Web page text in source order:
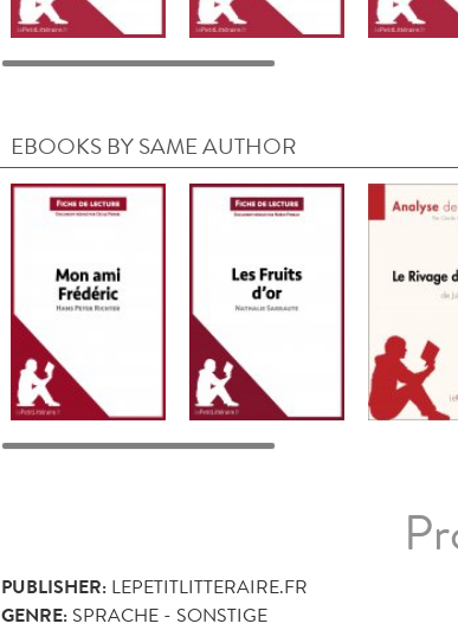
EBOOKS BY SAME AUTHOR
PUBLISHER: LEPETITLITTERAIRE.FR
GENRE: SPRACHE - SONSTIGE